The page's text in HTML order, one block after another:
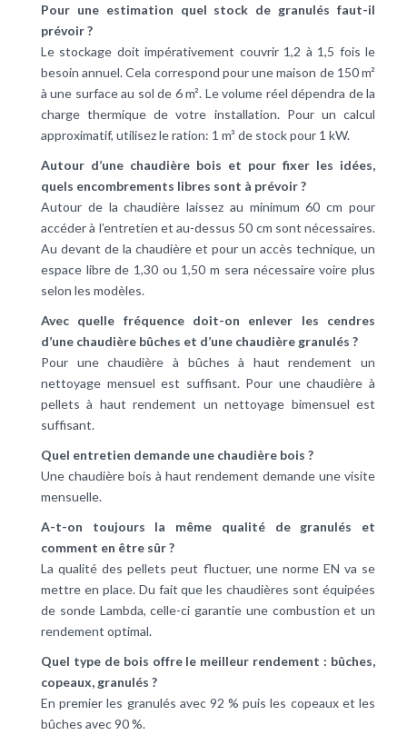
Pour une estimation quel stock de granulés faut-il
prévoir ?
Le stockage doit impérativement couvrir 1,2 à 1,5 fois le
besoin annuel. Cela correspond pour une maison de 150 m²
à une surface au sol de 6 m². Le volume réel dépendra de la
charge thermique de votre installation. Pour un calcul
approximatif, utilisez le ration: 1 m³ de stock pour 1 kW.
Autour d’une chaudière bois et pour fixer les idées,
quels encombrements libres sont à prévoir ?
Autour de lachaudière laissez au minimum 60 cm pour
accéder à l’entretien et au-dessus 50 cm sont nécessaires.
Au devant de la chaudière et pour un accès technique, un
espace libre de 1,30 ou 1,50 m sera nécessaire voire plus
selon les modèles.
Avec quelle fréquence doit-on enlever les cendres
d’une chaudière bûches et d’une chaudière granulés ?
Pour unechaudière à bûches à haut rendement un
nettoyage mensuel est suffisant. Pour une chaudière à
pellets à haut rendement un nettoyage bimensuel est
suffisant.
Quel entretien demande une chaudière bois ?
Une chaudière bois à haut rendement demande une visite
mensuelle.
A-t-on toujours la même qualité de granulés et
comment en être sûr ?
La qualité des pellets peut fluctuer, une norme EN va se
mettre en place. Du fait que les chaudières sont équipées
de sonde Lambda, celle-ci garantie une combustion et un
rendement optimal.
Quel type de bois offre le meilleur rendement : bûches,
copeaux, granulés ?
En premier les granulés avec 92 % puis les copeaux et les
bûches avec 90 %.